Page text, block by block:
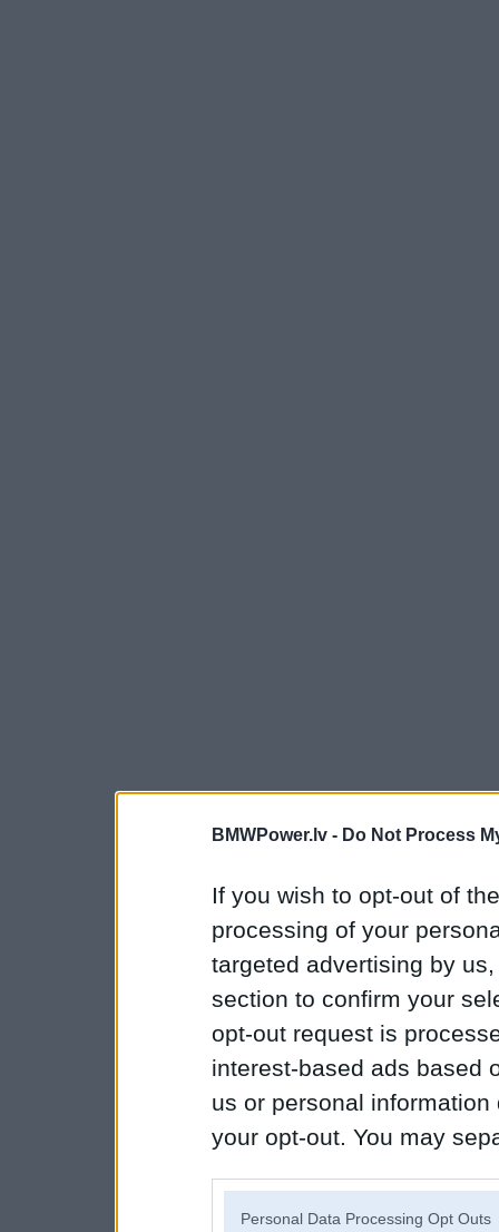
BMWPower.lv - Do Not Process
If you wish to opt-out of
processing of your
targeted advertising by
section to confirm your
opt-out request is
interest-based ads based
us or personal
your opt-out. You may
Personal Data Processing Opt Outs